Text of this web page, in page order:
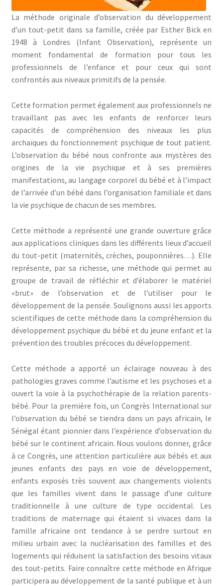
La méthode originale d’observation du développement
d’un tout-petit dans sa famille, créée par Esther Bick en
1948 à Londres (Infant Observation), représente un
moment fondamental de formation pour tous les
professionnels de l’enfance et pour ceux qui sont
confrontés aux niveaux primitifs de la pensée.
Cette formation permet également aux professionnels ne
travaillant pas avec les enfants de renforcer leurs
capacités de compréhension des niveaux les plus
archaïques du fonctionnement psychique de tout patient.
L’observation du bébé nous confronte aux mystères des
origines de la vie psychique et à ses premières
manifestations, au langage corporel du bébé et à l’impact
de l’arrivée d’un bébé dans l’organisation familiale et dans
la vie psychique de chacun de ses membres.
Cette méthode a représenté une grande ouverture grâce
aux applications cliniques dans les différents lieux d’accueil
du tout-petit (maternités, crèches, pouponnières…). Elle
représente, par sa richesse, une méthode qui permet au
groupe de travail de réfléchir et d’élaborer le matériel
«brut» de l’observation et de l’utiliser pour le
développement de la pensée. Soulignons aussi les apports
scientifiques de cette méthode dans la compréhension du
développement psychique du bébé et du jeune enfant et la
prévention des troubles précoces du développement.
Cette méthode a apporté un éclairage nouveau à des
pathologies graves comme l’autisme et les psychoses et a
ouvert la voie à la psychothérapie de la relation parents-
bébé. Pour la première fois, un Congrès International sur
l’observation du bébé se tiendra dans un pays africain, le
Sénégal étant pionnier dans l’expérience d’observation du
bébé sur le continent africain. Nous voulons donner, grâce
à ce Congrès, une attention particulière aux bébés et aux
jeunes enfants des pays en voie de développement,
enfants exposés très souvent aux changements violents
que les familles vivent dans le passage d’une culture
traditionnelle à une culture de type occidental. Les
traditions de maternage qui étaient si vivaces dans la
famille africaine ont tendance à se perdre surtout en
milieu urbain avec la nucléarisation des familles et des
logements qui réduisent la satisfaction des besoins vitaux
des tout-petits. Faire connaître cette méthode en Afrique
participera au développement de la santé publique et à un